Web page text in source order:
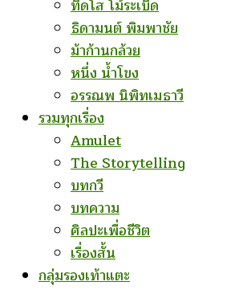
ทิดโส โม้ระเบิด
ธิดามนต์ พิมพาชัย
ม้าก้านกล้วย
หนึ่ง น้ำโขง
อรรณพ นิพิทเมธาวี
รวมทุกเรื่อง
Amulet
The Storytelling
บทกวี
บทความ
ศิลปะเพื่อชีวิต
เรื่องสั้น
กลุ่มรองเท้าแตะ